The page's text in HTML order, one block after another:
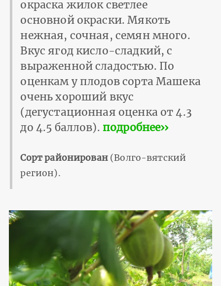
окраска жилок светлее
основной окраски. Мякоть
нежная, сочная, семян много.
Вкус ягод кисло-сладкий, с
выраженной сладостью. По
оценкам у плодов сорта Машека
очень хороший вкус
(дегустационная оценка от 4.3
до 4.5 баллов). подробнее››
Сорт районирован(Волго-вятский
регион).